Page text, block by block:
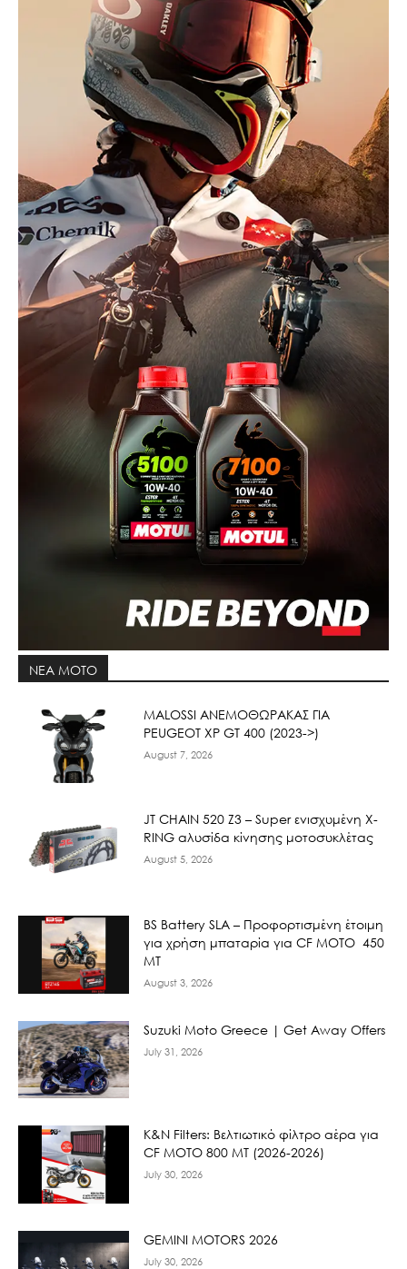
ΝΕΑ MOTO
ΜΑLOSSI ΑΝΕΜΟΘΩΡΑΚΑΣ ΓΙΑ
PEUGEOT XP GT 400 (2023->)
August 7, 2026
JT CHAIN 520 Ζ3 – Super ενισχυμένη X-
RING αλυσίδα κίνησης μοτοσυκλέτας
August 5, 2026
BS Battery SLA – Προφορτισμένη έτοιμη
για χρήση μπαταρία για CF MOTO 450
MT
August 3, 2026
Suzuki Moto Greece | Get Away Offers
July 31, 2026
K&N Filters: Βελτιωτικό φίλτρο αέρα για
CF ΜΟΤΟ 800 ΜΤ (2026-2026)
July 30, 2026
GEMINI MOTORS 2026
July 30, 2026